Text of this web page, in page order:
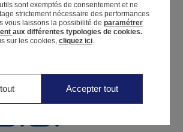
mois
sont exemptés de consentement et ne
strictement nécessaire des performances
vous laissons la possibilité de paramétrer
aux différentes typologies de cookies.
sur les cookies, cliquez ici.
Accepter tout